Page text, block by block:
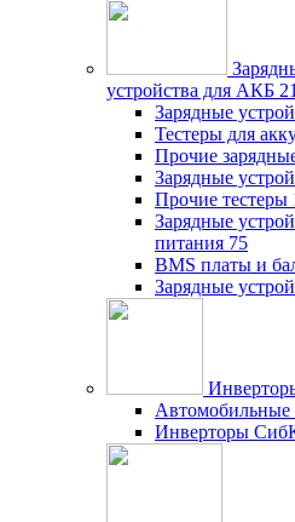
устройства для АКБ
Зарядные
Тестеры для
Прочие
Зарядные
Прочие тестеры
Зарядные
питания 75
BMS платы и
Зарядные
Автомобильные
Инверторы